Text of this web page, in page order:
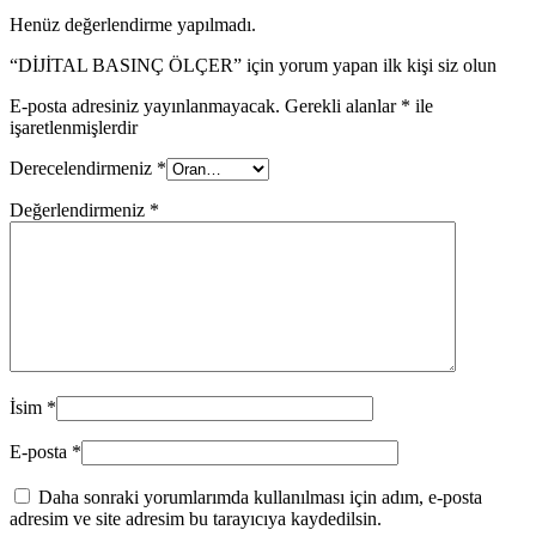
Henüz değerlendirme yapılmadı.
“DİJİTAL BASINÇ ÖLÇER” için yorum yapan ilk kişi siz olun
E-posta adresiniz yayınlanmayacak. Gerekli alanlar * ile
işaretlenmişlerdir
Derecelendirmeniz *
Değerlendirmeniz *
İsim *
E-posta *
Daha sonraki yorumlarımda kullanılması için adım, e-posta
adresim ve site adresim bu tarayıcıya kaydedilsin.